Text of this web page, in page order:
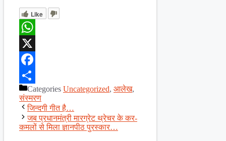
Like
WhatsApp
X
Facebook
ShareCategories Uncategorized, आलेख,
संस्मरण
जिन्दगी गीत है…
जब प्रधानमंत्री मारग्रेट थ्रेचर के कर-
कमलों से मिला ज्ञानपीठ पुरस्कार…